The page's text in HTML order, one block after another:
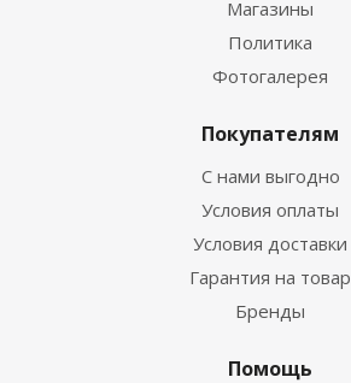
Магазины
Политика
Фотогалерея
Покупателям
С нами выгодно
Условия оплаты
Условия доставки
Гарантия на товар
Бренды
Помощь